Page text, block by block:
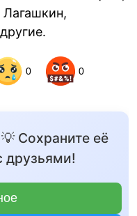
0 0
Сохраните её
друзьями!